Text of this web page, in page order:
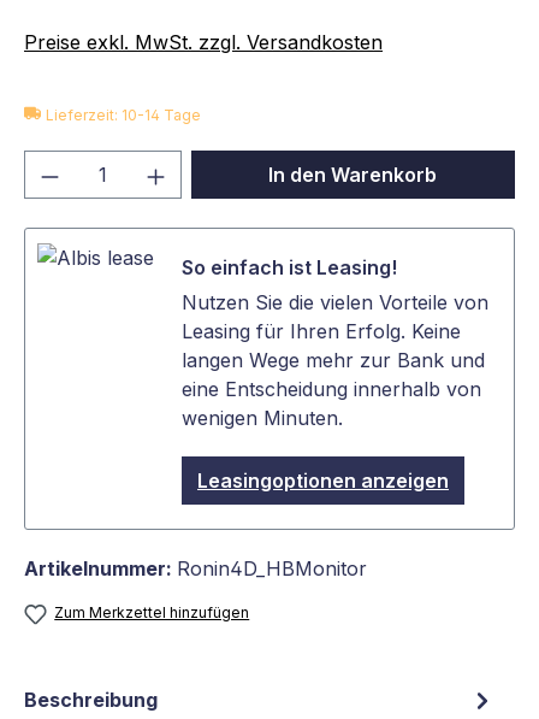
Preise exkl. MwSt. zzgl. Versandkosten
Lieferzeit: 10-14 Tage
Produkt Anzahl: Gib denIn den Warenkorb
So einfach ist Leasing!
Nutzen Sie die vielen Vorteile von
Leasing für Ihren Erfolg. Keine
langen Wege mehr zur Bank und
eine Entscheidung innerhalb von
wenigen Minuten.
Leasingoptionen anzeigen
Artikelnummer: Ronin4D_HBMonitor
Zum Merkzettel hinzufügen
Beschreibung